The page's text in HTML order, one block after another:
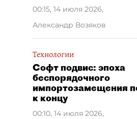
00:15, 14 июля 2026,
Александр Возяков
Технологии
Софт подвис: эпоха
беспорядочного
импортозамещения
к концу
00:10, 14 июля 2026,